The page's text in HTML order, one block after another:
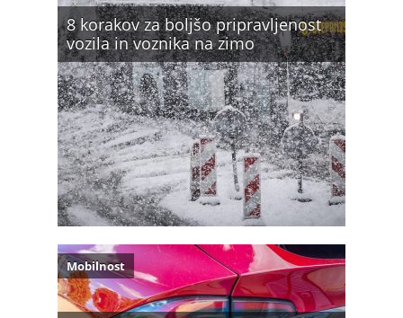
8 korakov za boljšo pripravljenost
vozila in voznika na zimo
Mobilnost